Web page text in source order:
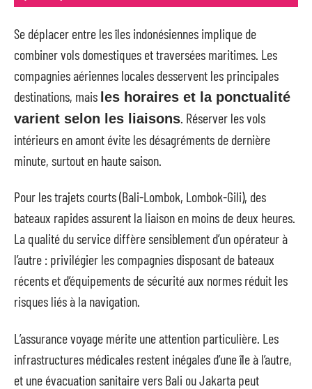
Se déplacer entre les îles indonésiennes implique de
combiner vols domestiques et traversées maritimes. Les
compagnies aériennes locales desservent les principales
destinations, mais les horaires et la ponctualité
varient selon les liaisons . Réserver les vols
intérieurs en amont évite les désagréments de dernière
minute, surtout en haute saison.
Pour les trajets courts (Bali-Lombok, Lombok-Gili), des
bateaux rapides assurent la liaison en moins de deux heures.
La qualité du service diffère sensiblement d’un opérateur à
l’autre : privilégier les compagnies disposant de bateaux
récents et d’équipements de sécurité aux normes réduit les
risques liés à la navigation.
L’assurance voyage mérite une attention particulière. Les
infrastructures médicales restent inégales d’une île à l’autre,
et une évacuation sanitaire vers Bali ou Jakarta peut